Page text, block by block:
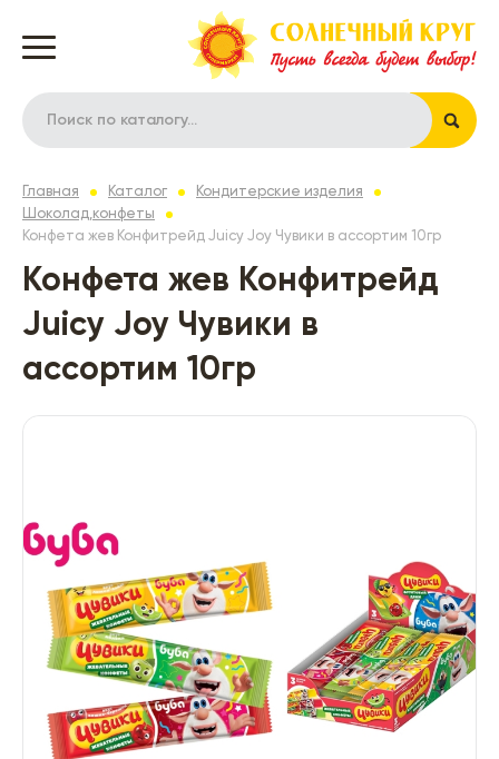
Главная Каталог
Кондитерские изделия
Шоколад,конфеты
Конфета жев Конфитрейд Juicy Joy Чувики в ассортим 10гр
Конфета жев Конфитрейд
Juicy Joy Чувики в
ассортим 10гр